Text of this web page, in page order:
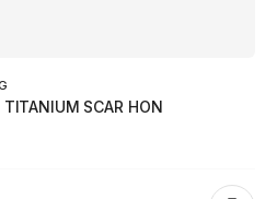
TITANIUM SCAR HON